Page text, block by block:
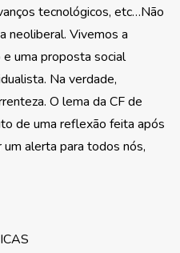
tecnológicos, etc…Não
neoliberal. Vivemos a
uma proposta social
Na verdade,
O lema da CF de
de uma reflexão feita após
alerta para todos nós,